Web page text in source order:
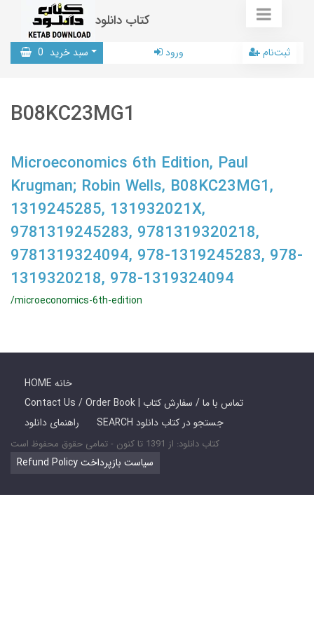
کتاب دانلود
سبد خرید 0 ورود ثبت‌نام
B08KC23MG1
Microeconomics 6th Edition, Paul
Krugman; Robin Wells, B08KC23MG1,
1319245285, 131932021X,
9781319245283, 9781319320218,
9781319324094, 978-1319245283, 978-
1319320218, 978-1319324094
/microeconomics-6th-edition
HOME خانه
Contact Us / Order Book | تماس با ما / سفارش کتاب
راهنمای دانلود
SEARCH جستجو در کتاب دانلود
کتاب دانلود: از 1391 تا کنون - تمامی حقوق محفوظ است
Refund Policy سیاست بازپرداخت